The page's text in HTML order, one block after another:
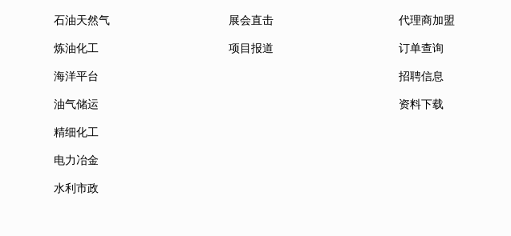
石油天然气
炼油化工
海洋平台
油气储运
精细化工
电力冶金
水利市政
展会直击
项目报道
代理商加盟
订单查询
招聘信息
资料下载